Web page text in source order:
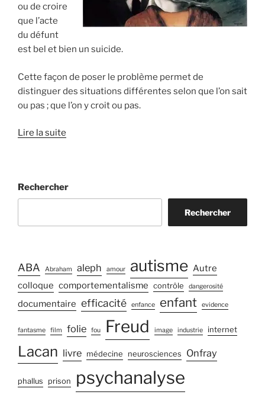
ou de croire
que l’acte
du défunt
est bel et bien un suicide.
Cette façon de poser le problème permet de
distinguer des situations différentes selon que l’on sait
ou pas ; que l’on y croit ou pas.
Lire la suite
Rechercher
Rechercher
ABA Abraham aleph amour autisme Autre
colloque comportementalisme contrôle dangerosité
documentaire efficacité enfance enfant evidence
fantasme film folie fou Freud image industrie internet
Lacan livre médecine neurosciences Onfray
phallus prison psychanalyse